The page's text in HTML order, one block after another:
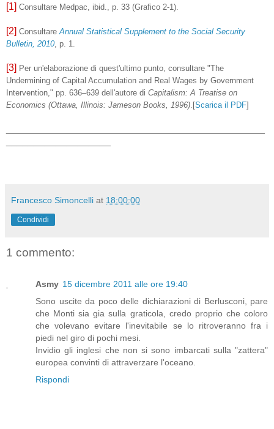
[1] Consultare Medpac, ibid., p. 33 (Grafico 2-1).
[2] Consultare Annual Statistical Supplement to the Social Security
Bulletin, 2010 , p. 1.
[3] Per un'elaborazione di quest'ultimo punto, consultare "The
Undermining of Capital Accumulation and Real Wages by Government
Intervention," pp. 636–639 dell'autore di Capitalism: A Treatise on
Economics (Ottawa, Illinois: Jameson Books, 1996) .[Scarica il PDF]
Francesco Simoncelli at 18:00:00
Condividi
1 commento:
Asmy 15 dicembre 2011 alle ore 19:40
Sono uscite da poco delle dichiarazioni di Berlusconi, pare
che Monti sia gia sulla graticola, credo proprio che coloro
che volevano evitare l'inevitabile se lo ritroveranno fra i
piedi nel giro di pochi mesi.
Invidio gli inglesi che non si sono imbarcati sulla "zattera"
europea convinti di attraverzare l'oceano.
Rispondi